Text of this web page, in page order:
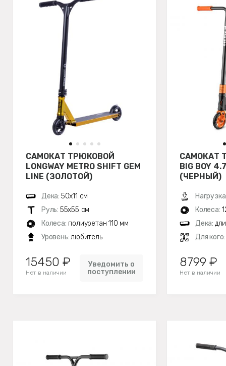
САМОКАТ ТРЮКОВОЙ
LONGWAY METRO SHIFT GEM
LINE (ЗОЛОТОЙ)
Дека: 50х11 см
Руль: 55х55 см
Колеса: полиуретан 110 мм
Уровень:любитель
15450 ₽
Нет в наличии
Уведомить о
поступлении
САМОКАТ
BIG BOY
(ЧЕРНЫЙ)
Колеса:
Дека:
Для кого:
8799 ₽
Нет в наличии